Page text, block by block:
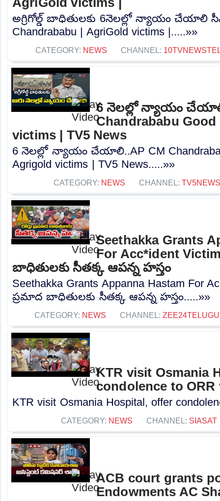
అగ్రిగోల్డ్ బాధితులకు 6నెలల్లో న్యాయం చేయాలి
Chandrababu | AgriGold victims |.....»»
CATEGORY: NEWS CHANNEL:
6 నెలల్లో న్యాయం
Chandrababu
victims | TV5 News
6 నెలల్లో న్యాయం చేయాలి..AP CM
Agrigold victims | TV5 News.....»»
CATEGORY: NEWS CHANNEL: TV5NEWS
Seethakka Grants
For Acc*ident
బాధితులకు సీతక్క ఆపన్న హస్తం
Seethakka Grants Appanna Hastam For
ప్రమాద బాధితులకు సీతక్క ఆపన్న హస్తం.....»»
CATEGORY: NEWS CHANNEL:
KTR visit Osmania
condolence to
KTR visit Osmania Hospital, offer
CATEGORY: NEWS CHANNEL: SIASAT
ACB court grants
Endowments AC